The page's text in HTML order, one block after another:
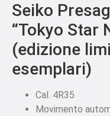
Seiko
“Tokyo Star
(edizione
esemplari)
Cal. 4R35
Movimento